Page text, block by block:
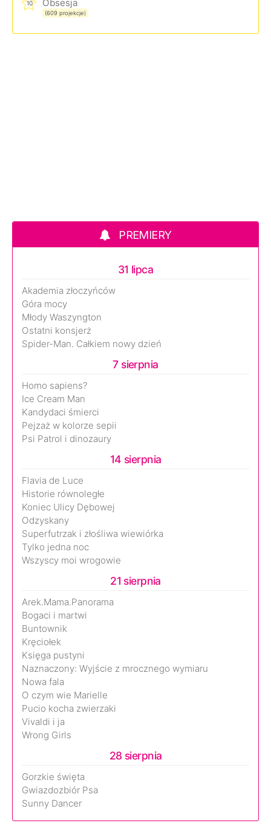
10 Obsesja
(609 projekcje)
PREMIERY
31 lipca
Akademia złoczyńców
Góra mocy
Młody Waszyngton
Ostatni konsjerż
Spider-Man. Całkiem nowy dzień
7 sierpnia
Homo sapiens?
Ice Cream Man
Kandydaci śmierci
Pejzaż w kolorze sepii
Psi Patrol i dinozaury
14 sierpnia
Flavia de Luce
Historie równoległe
Koniec Ulicy Dębowej
Odzyskany
Superfutrzak i złośliwa wiewiórka
Tylko jedna noc
Wszyscy moi wrogowie
21 sierpnia
Arek.Mama.Panorama
Bogaci i martwi
Buntownik
Kręciołek
Księga pustyni
Naznaczony: Wyjście z mrocznego wymiaru
Nowa fala
O czym wie Marielle
Pucio kocha zwierzaki
Vivaldi i ja
Wrong Girls
28 sierpnia
Gorzkie święta
Gwiazdozbiór Psa
Sunny Dancer